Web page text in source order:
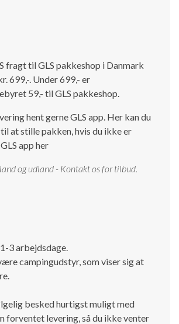
fragt til GLS pakkeshop i Danmark
699,-. Under 699,- er
59,- til GLS pakkeshop.
hent gerne GLS app. Her kan du
at stille pakken, hvis du ikke er
app her
og udland - Kontakt os for tilbud.
1-3 arbejdsdage.
campingudstyr, som viser sig at
besked hurtigst muligt med
forventet levering, så du ikke venter